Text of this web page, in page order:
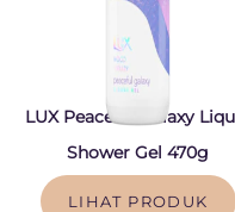
LUX Peaceful Galaxy
Shower Gel 470g
LIHAT PRODUK